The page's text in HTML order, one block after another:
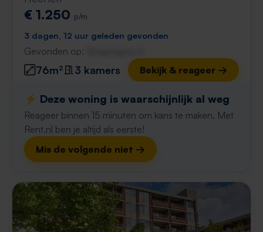
€ 1.250 p/m
3 dagen, 12 uur geleden gevonden
Gevonden op:
76m² 3 kamers Bekijk & reageer →
⚡️ Deze woning is waarschijnlijk al weg
Reageer binnen 15 minuten om kans te maken. Met
Rent.nl ben je altijd als eerste!
Mis de volgende niet →